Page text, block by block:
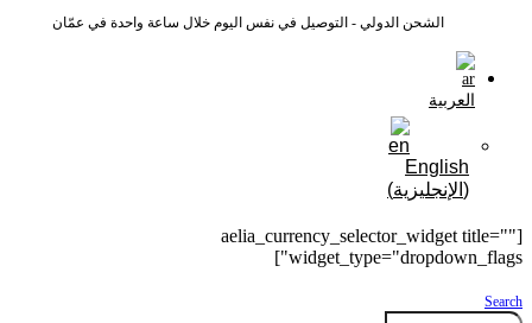
الشحن الدولي - التوصيل في نفس اليوم خلال ساعة واحدة في عمّان
العربية
English
( الإنجليزية)
[aelia_currency_selector_widget title=""
widget_type="dropdown_flags"]
Search